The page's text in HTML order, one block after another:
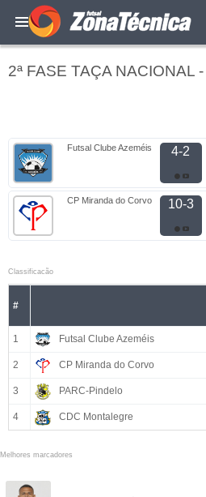
2ª FASE TAÇA NACIONAL
Futsal Clube Azeméis 4-2
CP Miranda do Corvo 10-3
Classificacão
#
1 Futsal Clube Azeméis
2 CP Miranda do Corvo
3 PARC-Pindelo
4 CDC Montalegre
Melhores marcadores